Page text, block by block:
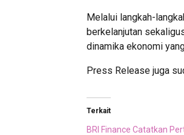
Melalui langkah-
berkelanjutan
dinamika ekonomi
Press Release juga
Terkait
BRI Finance Catatkan